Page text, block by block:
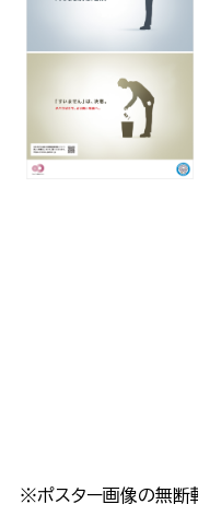
※ポスター画像の無断